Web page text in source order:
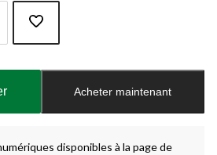
Acheter maintenant
disponibles à la page de